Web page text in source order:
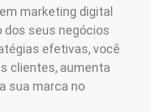
marketing digital
dos seus negócios
efetivas, você
clientes, aumenta
sua marca no